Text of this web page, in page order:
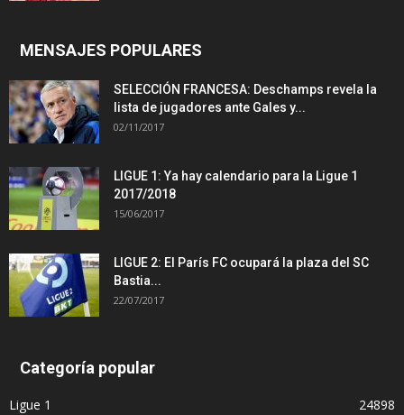
MENSAJES POPULARES
SELECCIÓN FRANCESA: Deschamps revela la
lista de jugadores ante Gales y...
02/11/2017
LIGUE 1: Ya hay calendario para la Ligue 1
2017/2018
15/06/2017
LIGUE 2: El París FC ocupará la plaza del SC
Bastia...
22/07/2017
Categoría popular
Ligue 1
24898